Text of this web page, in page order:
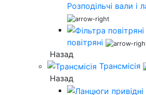
Розподільчі вали і
повітряні
Назад
Трансмісія
Назад